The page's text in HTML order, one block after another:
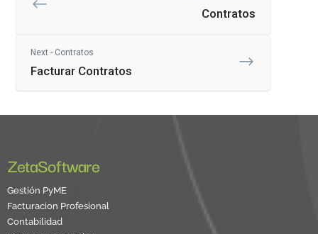
Contratos
Next - Contratos
Facturar Contratos
ZetaSoftware
Gestión PyME
Facturacion Profesional
Contabilidad